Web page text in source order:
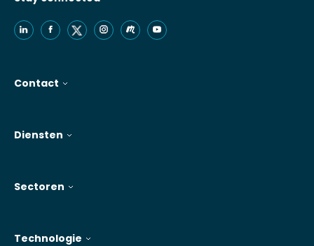
Contact
Diensten
Sectoren
Technologie